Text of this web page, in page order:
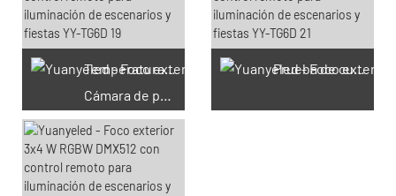
Temperatura constante y
Cámara de prueba de tumidez
Prueba de cuarto oscuro del IES